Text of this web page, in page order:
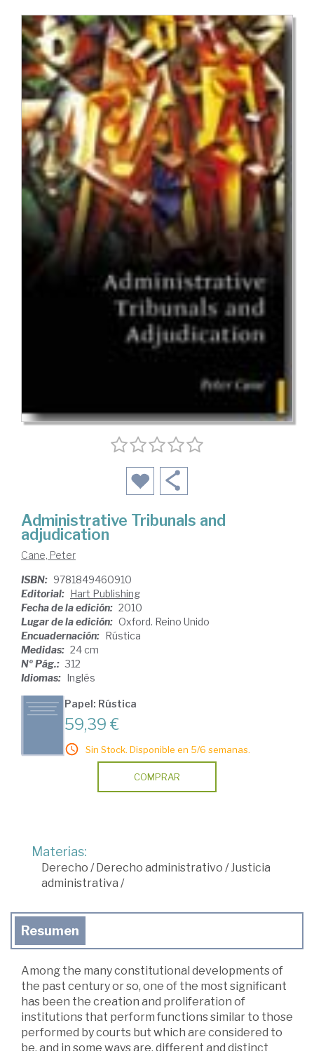
Administrative Tribunals and
adjudication
Cane, Peter
ISBN: 9781849460910
Editorial: Hart Publishing
Fecha de la edición: 2010
Lugar de la edición: Oxford. Reino Unido
Encuadernación: Rústica
Medidas: 24 cm
Nº Pág.: 312
Idiomas: Inglés
Papel: Rústica
59,39 €
Sin Stock. Disponible en 5/6 semanas.
COMPRAR
Materias:
Derecho /Derecho administrativo /Justicia
administrativa /
Resumen
Among the many constitutional developments of
the past century or so, one of the most significant
has been the creation and proliferation of
institutions that perform functions similar to those
performed by courts but which are considered to
be, and in some ways are, different and distinct